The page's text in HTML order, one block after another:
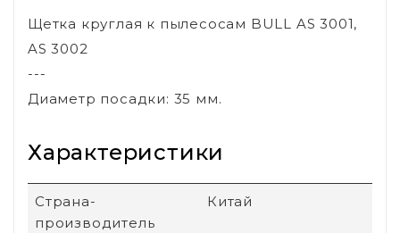
Щетка круглая к пылесосам BULL AS 3001,
AS 3002
---
Диаметр посадки: 35 мм.
Характеристики
Страна-
производитель
Китай